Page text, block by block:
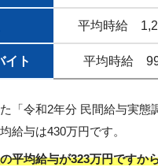
平均時給
イト 平均時給
「令和2年分 民間給与実態
給与は430万円です。
平均給与が323万円ですか